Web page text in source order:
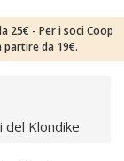
25€ - Per i soci Coop
da 19€.
del Klondike